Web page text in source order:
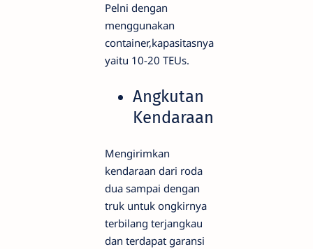
Pelni dengan
menggunakan
container,kapasitasnya
yaitu 10-20 TEUs.
Angkutan
Kendaraan
Mengirimkan
kendaraan dari roda
dua sampai dengan
truk untuk ongkirnya
terbilang terjangkau
dan terdapat garansi